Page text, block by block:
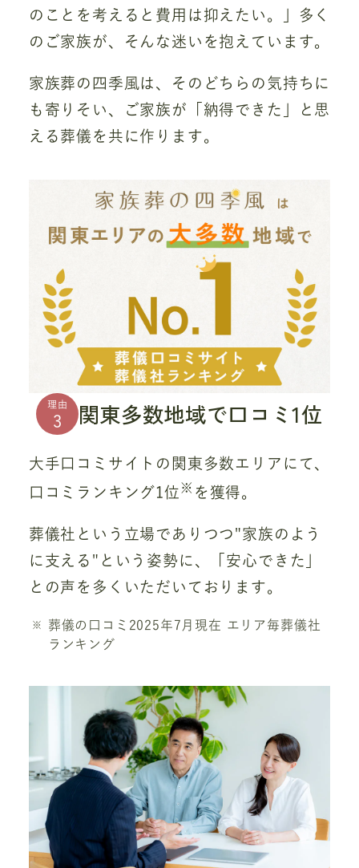
のことを考えると費用は抑えたい。」多く
のご家族が、そんな迷いを抱えています。
家族葬の四季風は、そのどちらの気持ちに
も寄りそい、ご家族が「納得できた」と思
える葬儀を共に作ります。
理由
3 関東多数地域で口コミ1位
大手口コミサイトの関東多数エリアにて、
口コミランキング1位 ※ を獲得。
葬儀社という立場でありつつ"家族のよう
に支える"という姿勢に、「安心できた」
との声を多くいただいております。
葬儀の口コミ2025年7月現在 エリア毎葬儀社
ランキング